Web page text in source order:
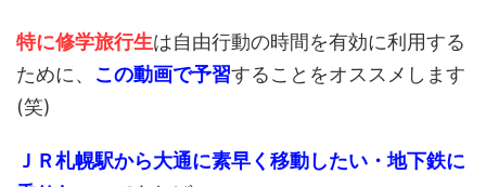
特に修学旅行生は自由行動の時間を有効に利用する
ために、 この動画で予習することをオススメします
(笑)
ＪＲ札幌駅から大通に素早く移動したい・地下鉄に